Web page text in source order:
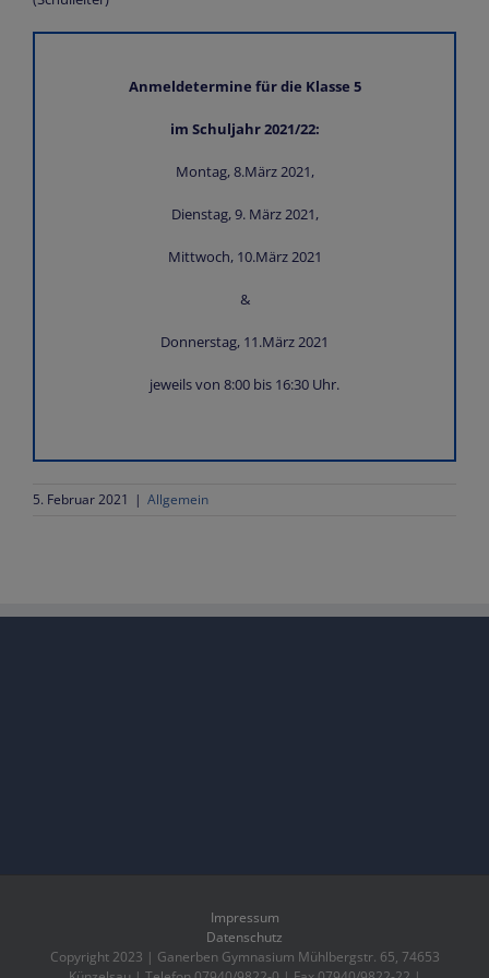
Anmeldetermine für die Klasse 5
im Schuljahr 2021/22:
Montag, 8.März 2021,
Dienstag, 9. März 2021,
Mittwoch, 10.März 2021
&
Donnerstag, 11.März 2021
jeweils von 8:00 bis 16:30 Uhr.
5. Februar 2021 | Allgemein
Impressum
Datenschutz
Copyright 2023 | Ganerben Gymnasium Mühlbergstr. 65, 74653